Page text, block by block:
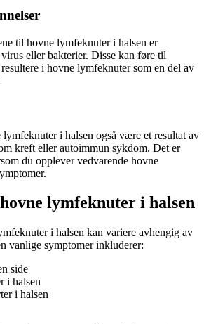
til hovne lymfeknuter i halsen er
eller bakterier. Disse kan føre til
i hovne lymfeknuter som en del av
i halsen også være et resultat av
kreft eller autoimmun sykdom. Det er
du opplever vedvarende hovne
lymfeknuter i halsen
i halsen kan variere avhengig av
vanlige symptomer inkluderer:
side
i halsen
i halsen